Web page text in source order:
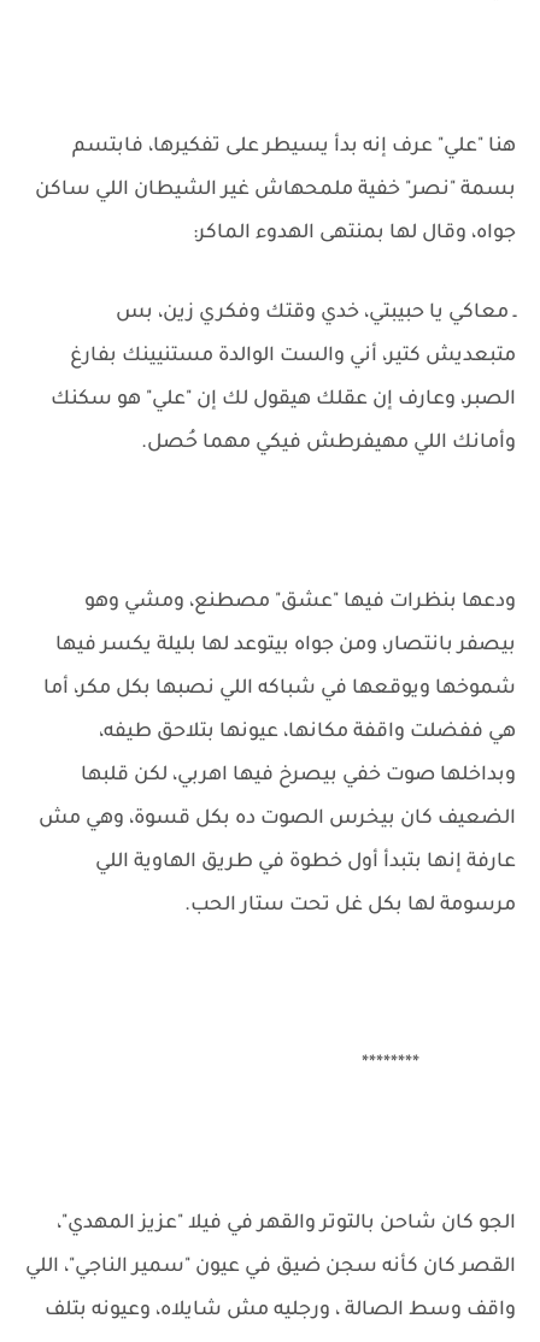
هنا "علي" عرف إنه بدأ يسيطر على تفكيرها، فابتسم
بسمة "نصر" خفية ملمحهاش غير الشيطان اللي ساكن
جواه، وقال لها بمنتهى الهدوء الماكر:
ـ معاكي يا حبيبتي، خدي وقتك وفكري زين، بس
متبعديش كتير، أني والست الوالدة مستنيينك بفارغ
الصبر، وعارف إن عقلك هيقول لك إن "علي" هو سكنك
وأمانك اللي مهيفرطش فيكي مهما حُصل.
ودعها بنظرات فيها "عشق" مصطنع، ومشي وهو
بيصفر بانتصار، ومن جواه بيتوعد لها بليلة يكسر فيها
شموخها ويوقعها في شباكه اللي نصبها بكل مكر، أما
هي ففضلت واقفة مكانها، عيونها بتلاحق طيفه،
وبداخلها صوت خفي بيصرخ فيها اهربي، لكن قلبها
الضعيف كان بيخرس الصوت ده بكل قسوة، وهي مش
عارفة إنها بتبدأ أول خطوة في طريق الهاوية اللي
مرسومة لها بكل غل تحت ستار الحب.
********
الجو كان شاحن بالتوتر والقهر في فيلا "عزيز المهدي"،
القصر كان كأنه سجن ضيق في عيون "سمير الناجي"، اللي
واقف وسط الصالة ، ورجليه مش شايلاه، وعيونه بتلف